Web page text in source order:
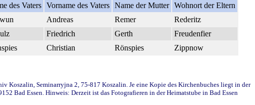
des Vaters Vorname des Vaters Name der Mutter Wohnort der Eltern
Andreas Remer
Rederitz
Friedrich Gerth
Freudenfier
Christian Rönspies Zippnow
Koszalin, Seminarryjna 2, 75-817 Koszalin. Je eine Kopie des Kirchenbuches liegt in der
Bad Essen. Hinweis: Derzeit ist das Fotografieren in der Heimatstube in Bad Essen